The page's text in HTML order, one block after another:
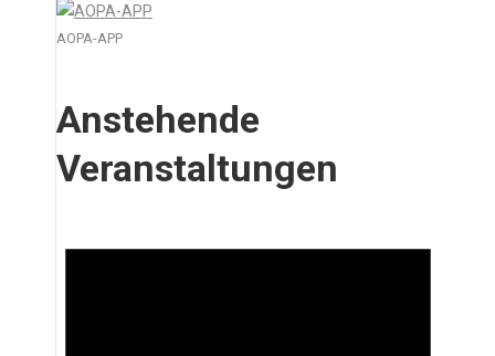
AOPA-APP
Anstehende
Veranstaltungen